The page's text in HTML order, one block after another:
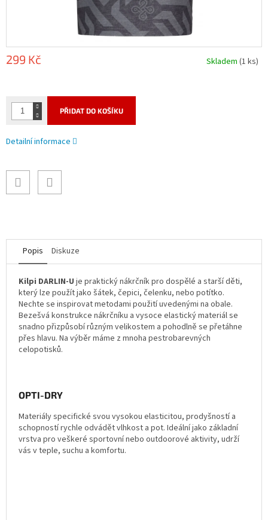
299 Kč Skladem(1 ks)
PŘIDAT DO KOŠÍKU
Detailní informace
Popis Diskuze
Kilpi DARLIN-U je praktický nákrčník pro dospělé a starší děti,
který lze použít jako šátek, čepici, čelenku, nebo potítko.
Nechte se inspirovat metodami použití uvedenými na obale.
Bezešvá konstrukce nákrčníku a vysoce elastický materiál se
snadno přizpůsobí různým velikostem a pohodlně se přetáhne
přes hlavu. Na výběr máme z mnoha pestrobarevných
celopotisků.
OPTI-DRY
Materiály specifické svou vysokou elasticitou, prodyšností a
schopností rychle odvádět vlhkost a pot. Ideální jako základní
vrstva pro veškeré sportovní nebo outdoorové aktivity, udrží
vás v teple, suchu a komfortu.